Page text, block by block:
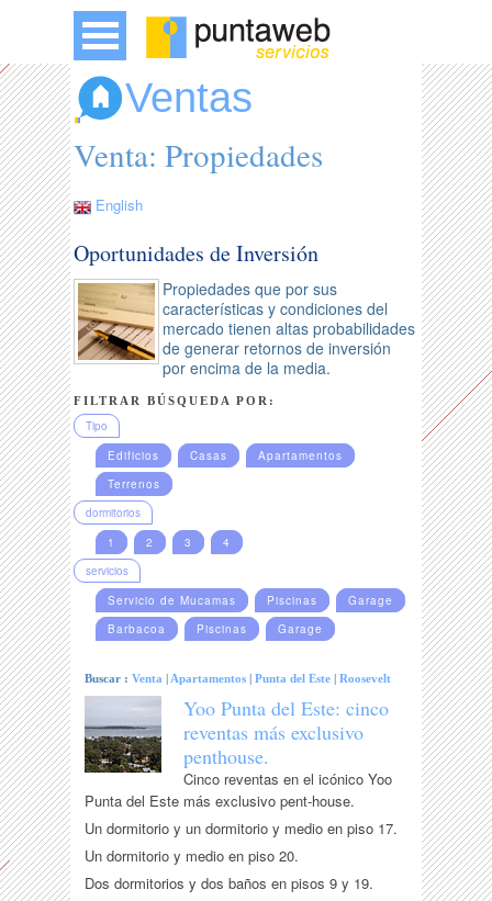
Ventas
Venta: Propiedades
English
Oportunidades de Inversión
Propiedades que por sus
características y condiciones del
mercado tienen altas probabilidades
de generar retornos de inversión
por encima de la media.
FILTRAR BÚSQUEDA POR:
Tipo
Edificios
Casas
Apartamentos
Terrenos
dormitorios
1
2 3
4
servicios
Servicio de Mucamas
Piscinas
Garage
Barbacoa
Piscinas Garage
Buscar :Venta |Apartamentos |Punta del Este |Roosevelt
Yoo Punta del Este: cinco
reventas más exclusivo
penthouse.
Cinco reventas en el icónico Yoo
Punta del Este más exclusivo pent-house.
Un dormitorio y un dormitorio y medio en piso 17.
Un dormitorio y medio en piso 20.
Dos dormitorios y dos baños en pisos 9 y 19.